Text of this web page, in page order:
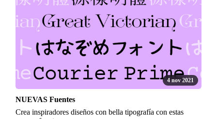
4 nov 2021
NUEVAS Fuentes
Crea inspiradores diseños con bella tipografía con estas